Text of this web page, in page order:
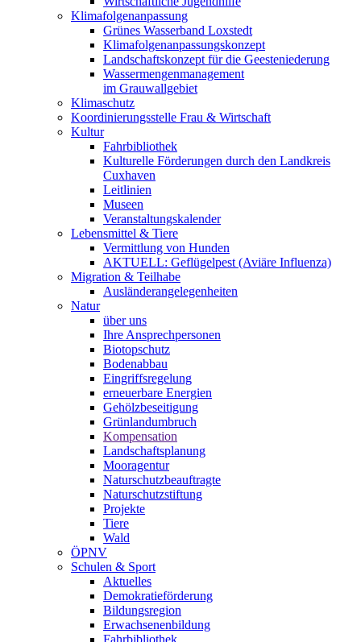
Klimafolgenanpassung
Grünes Wasserband Loxstedt
Klimafolgenanpassungskonzept
Landschaftskonzept für die Geesteniederung
Wassermengenmanagement
im Grauwallgebiet
Klimaschutz
Koordinierungsstelle Frau & Wirtschaft
Kultur
Fahrbibliothek
Kulturelle Förderungen durch den Landkreis
Cuxhaven
Leitlinien
Museen
Veranstaltungskalender
Lebensmittel & Tiere
Vermittlung von Hunden
AKTUELL: Geflügelpest (Aviäre Influenza)
Migration & Teilhabe
Ausländerangelegenheiten
Natur
über uns
Ihre Ansprechpersonen
Biotopschutz
Bodenabbau
Eingriffsregelung
erneuerbare Energien
Gehölzbeseitigung
Grünlandumbruch
Kompensation
Landschaftsplanung
Mooragentur
Naturschutzbeauftragte
Naturschutzstiftung
Projekte
Tiere
Wald
ÖPNV
Schulen & Sport
Aktuelles
Demokratieförderung
Bildungsregion
Erwachsenenbildung
Fahrbibliothek